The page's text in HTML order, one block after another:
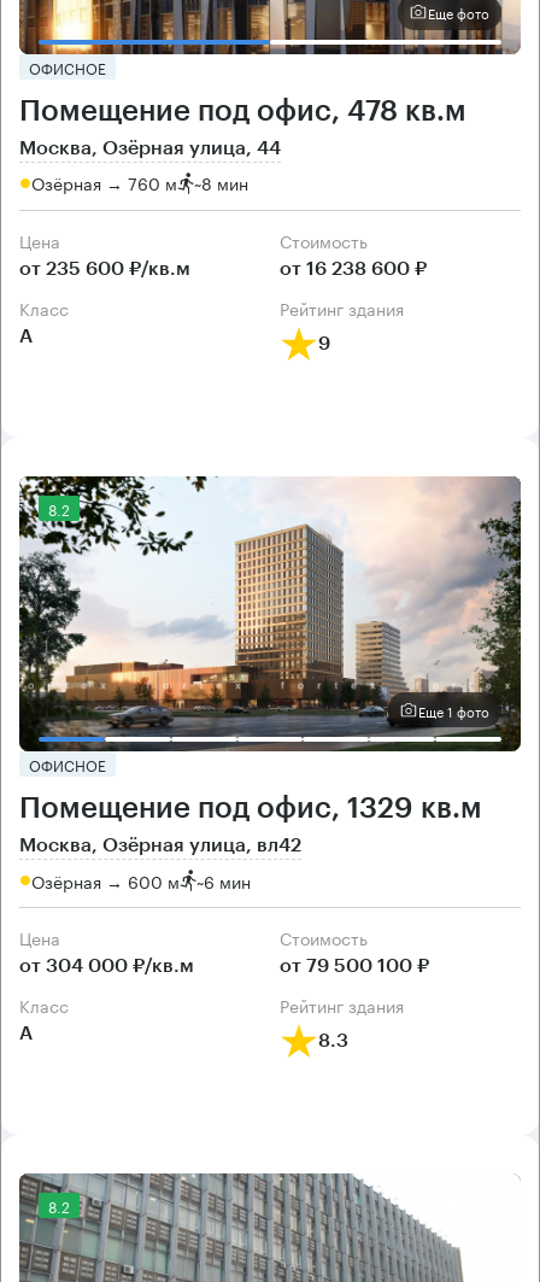
Еще фото
ОФИСНОЕ
Помещение под офис, 478 кв.м
Москва, Озёрная улица, 44
Озёрная → 760 м ~8 мин
Цена
от 235 600 ₽/кв.м
Cтоимость
от 16 238 600 ₽
класс
А
рейтинг здания
9
8.2
Еще 1 фото
ОФИСНОЕ
Помещение под офис, 1329 кв.м
Москва, Озёрная улица, вл42
Озёрная → 600 м ~6 мин
Цена
от 304 000 ₽/кв.м
Cтоимость
от 79 500 100 ₽
класс
А
рейтинг здания
8.3
8.2